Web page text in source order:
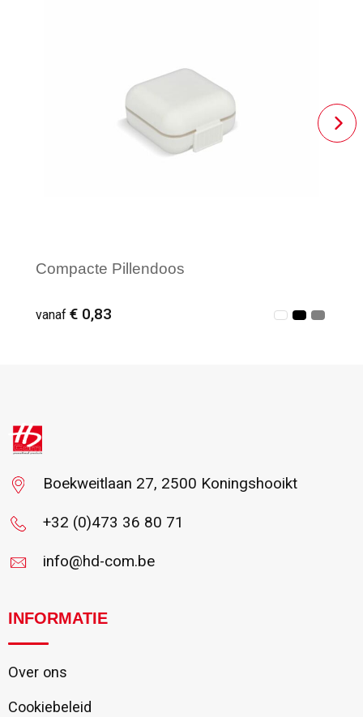
Compacte Pillendoos
vanaf € 0,83
Boekweitlaan 27, 2500 Koningshooikt
+32 (0)473 36 80 71
info@hd-com.be
INFORMATIE
Over ons
Cookiebeleid